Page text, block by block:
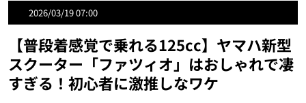
2026/03/19 07:00
【普段着感覚で乗れる125cc】ヤマハ新型
スクーター「ファツィオ」はおしゃれで凄
すぎる！初心者に激推しなワケ